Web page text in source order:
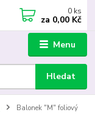
Menu
Hledat
0 ks
za 0,00 Kč
Balonek "M" foliový